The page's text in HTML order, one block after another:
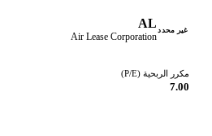
غير محدد AL
Air Lease Corporation
مكرر الربحية (P/E)
7.00